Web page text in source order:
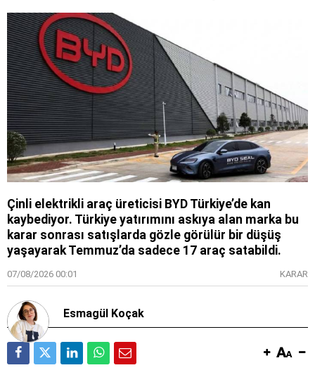
Çinli elektrikli araç üreticisi BYD Türkiye’de kan
kaybediyor. Türkiye yatırımını askıya alan marka bu
karar sonrası satışlarda gözle görülür bir düşüş
yaşayarak Temmuz’da sadece 17 araç satabildi.
07/08/2026 00:01 KARAR
Esmagül Koçak